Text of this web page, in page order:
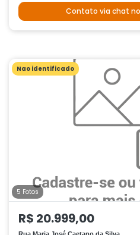
Contato via chat
Nao identificado
5 Fotos
R$ 20.999,00